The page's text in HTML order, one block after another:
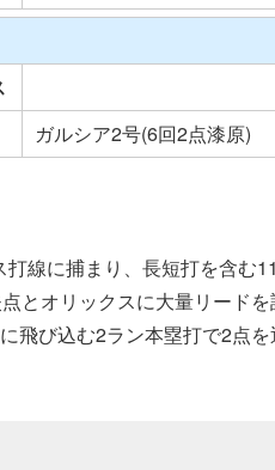
ガルシア2号(6回2点漆原)
線に捕まり、長短打を含む
とオリックスに大量リードを
飛び込む2ラン本塁打で2点